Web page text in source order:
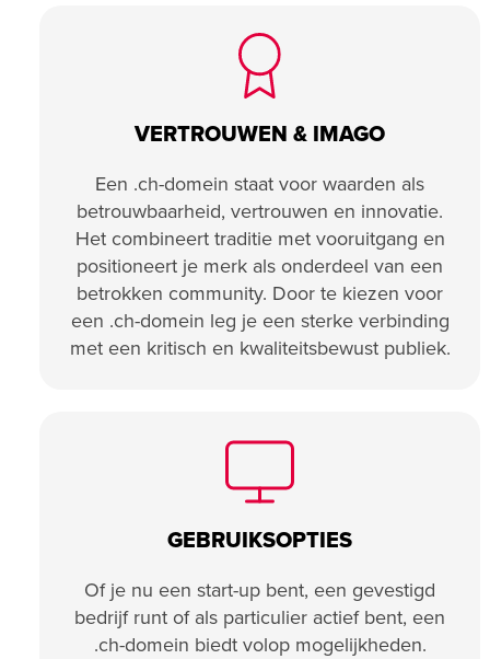
VERTROUWEN & IMAGO
Een .ch-domein staat voor waarden als
betrouwbaarheid, vertrouwen en innovatie.
Het combineert traditie met vooruitgang en
positioneert je merk als onderdeel van een
betrokken community. Door te kiezen voor
een .ch-domein leg je een sterke verbinding
met een kritisch en kwaliteitsbewust publiek.
GEBRUIKSOPTIES
Of je nu een start-up bent, een gevestigd
bedrijf runt of als particulier actief bent, een
.ch-domein biedt volop mogelijkheden.